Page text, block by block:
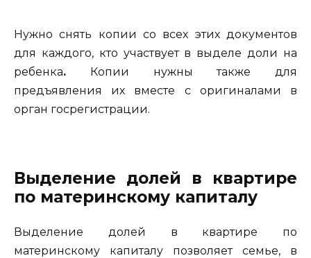
Нужно снять копии со всех этих документов
для каждого, кто участвует в выделе доли на
ребенка. Копии нужны также для
предъявления их вместе с оригиналами в
орган госрегистрации.
Выделение долей в квартире
по материнскому капиталу
Выделение долей в квартире по
материнскому капиталу позволяет семье, в